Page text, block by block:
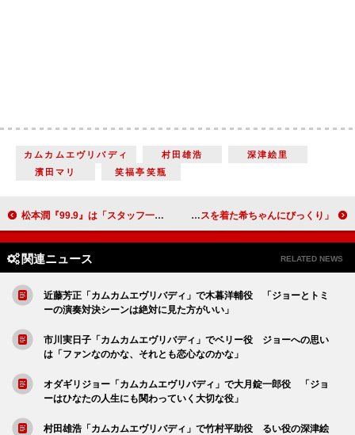
カムカムエヴリバディ 村田雄浩
深津絵里
濱田マリ
笑福亭笑瓶
松本潤『99.9』は「スタッフ一同が夢を乗せる映画」 香川照之「台本も私たちが好き勝手にイジっちゃう」 佐々木希、主演ドラマの会見を体調不良で欠席 遠藤憲一「ウエディングドレスを着た希ちゃんにびっくり」
関連ニュース RELATED NEWS
近藤芳正「カムカムエヴリバディ」で木暮洋輔役 「ジョーとトミ
ーの演奏対決シーンは絶対に見た方がいい」
市川実日子「カムカムエヴリバディ」でベリー役 ジョーへの思い
は「ファンなのかな、それとも恋心なのかな」
オダギリジョー「カムカムエヴリバディ」で大月錠一郎役 「ジョ
ーはひなたの人生にも関わっていく大切な役」
村田雄浩「カムカムエヴリバディ」で竹村平助役 るい役の深津絵